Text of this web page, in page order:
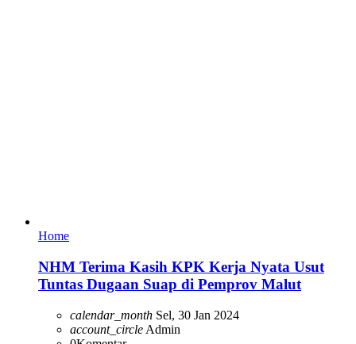
Home
NHM Terima Kasih KPK Kerja Nyata Usut
Tuntas Dugaan Suap di Pemprov Malut
calendar_month Sel, 30 Jan 2024
account_circle Admin